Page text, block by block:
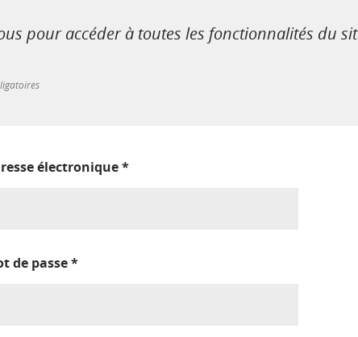
pour accéder à toutes les fonctionnalités du
électronique*
de passe*